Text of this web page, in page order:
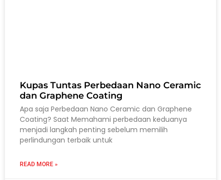
Kupas Tuntas Perbedaan Nano Ceramic
dan Graphene Coating
Apa saja Perbedaan Nano Ceramic dan Graphene
Coating? Saat Memahami perbedaan keduanya
menjadi langkah penting sebelum memilih
perlindungan terbaik untuk
READ MORE »